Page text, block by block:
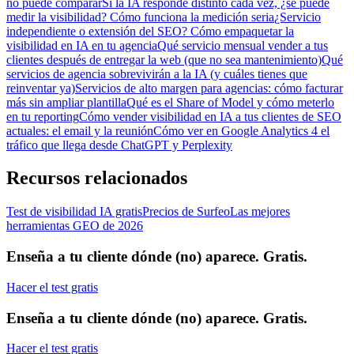
medir la visibilidad? Cómo funciona la medición seria¿Servicio
independiente o extensión del SEO? Cómo empaquetar la
visibilidad en IA en tu agenciaQué servicio mensual vender a tus
clientes después de entregar la web (que no sea mantenimiento)Qué
servicios de agencia sobrevivirán a la IA (y cuáles tienes que
reinventar ya)Servicios de alto margen para agencias: cómo facturar
más sin ampliar plantillaQué es el Share of Model y cómo meterlo
en tu reportingCómo vender visibilidad en IA a tus clientes de SEO
actuales: el email y la reuniónCómo ver en Google Analytics 4 el
tráfico que llega desde ChatGPT y Perplexity
Recursos relacionados
Test de visibilidad IA gratisPrecios de SurfeoLas mejores
herramientas GEO de 2026
Enseña a tu cliente dónde (no) aparece. Gratis.
Hacer el test gratis
Enseña a tu cliente dónde (no) aparece. Gratis.
Hacer el test gratis